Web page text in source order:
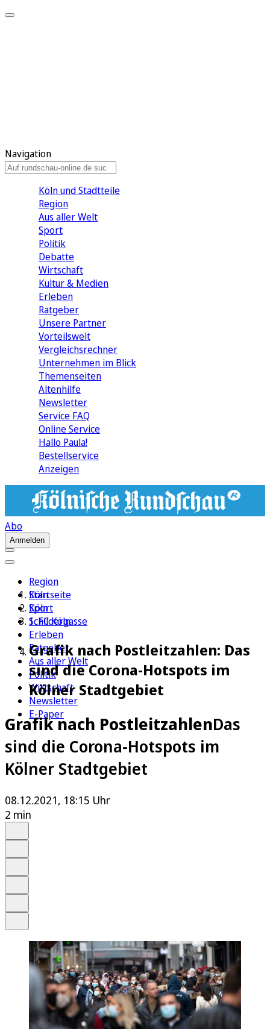
Navigation
Köln und Stadtteile
Region
Aus aller Welt
Sport
Politik
Debatte
Wirtschaft
Kultur & Medien
Erleben
Ratgeber
Unsere Partner
Vorteilswelt
Vergleichsrechner
Unternehmen im Blick
Themenseiten
Altenhilfe
Newsletter
Service FAQ
Online Service
Hallo Paula!
Bestellservice
Anzeigen
Abo
Anmelden
Region
Köln
Sport
1. FC Köln
Erleben
Ratgeber
Aus aller Welt
Politik
Wirtschaft
Newsletter
E-Paper
Startseite
Köln
Schildergasse
Grafik nach Postleitzahlen: Das
sind die Corona-Hotspots im
Kölner Stadtgebiet
Grafik nach PostleitzahlenDas
sind die Corona-Hotspots im
Kölner Stadtgebiet
08.12.2021, 18:15 Uhr
2 min